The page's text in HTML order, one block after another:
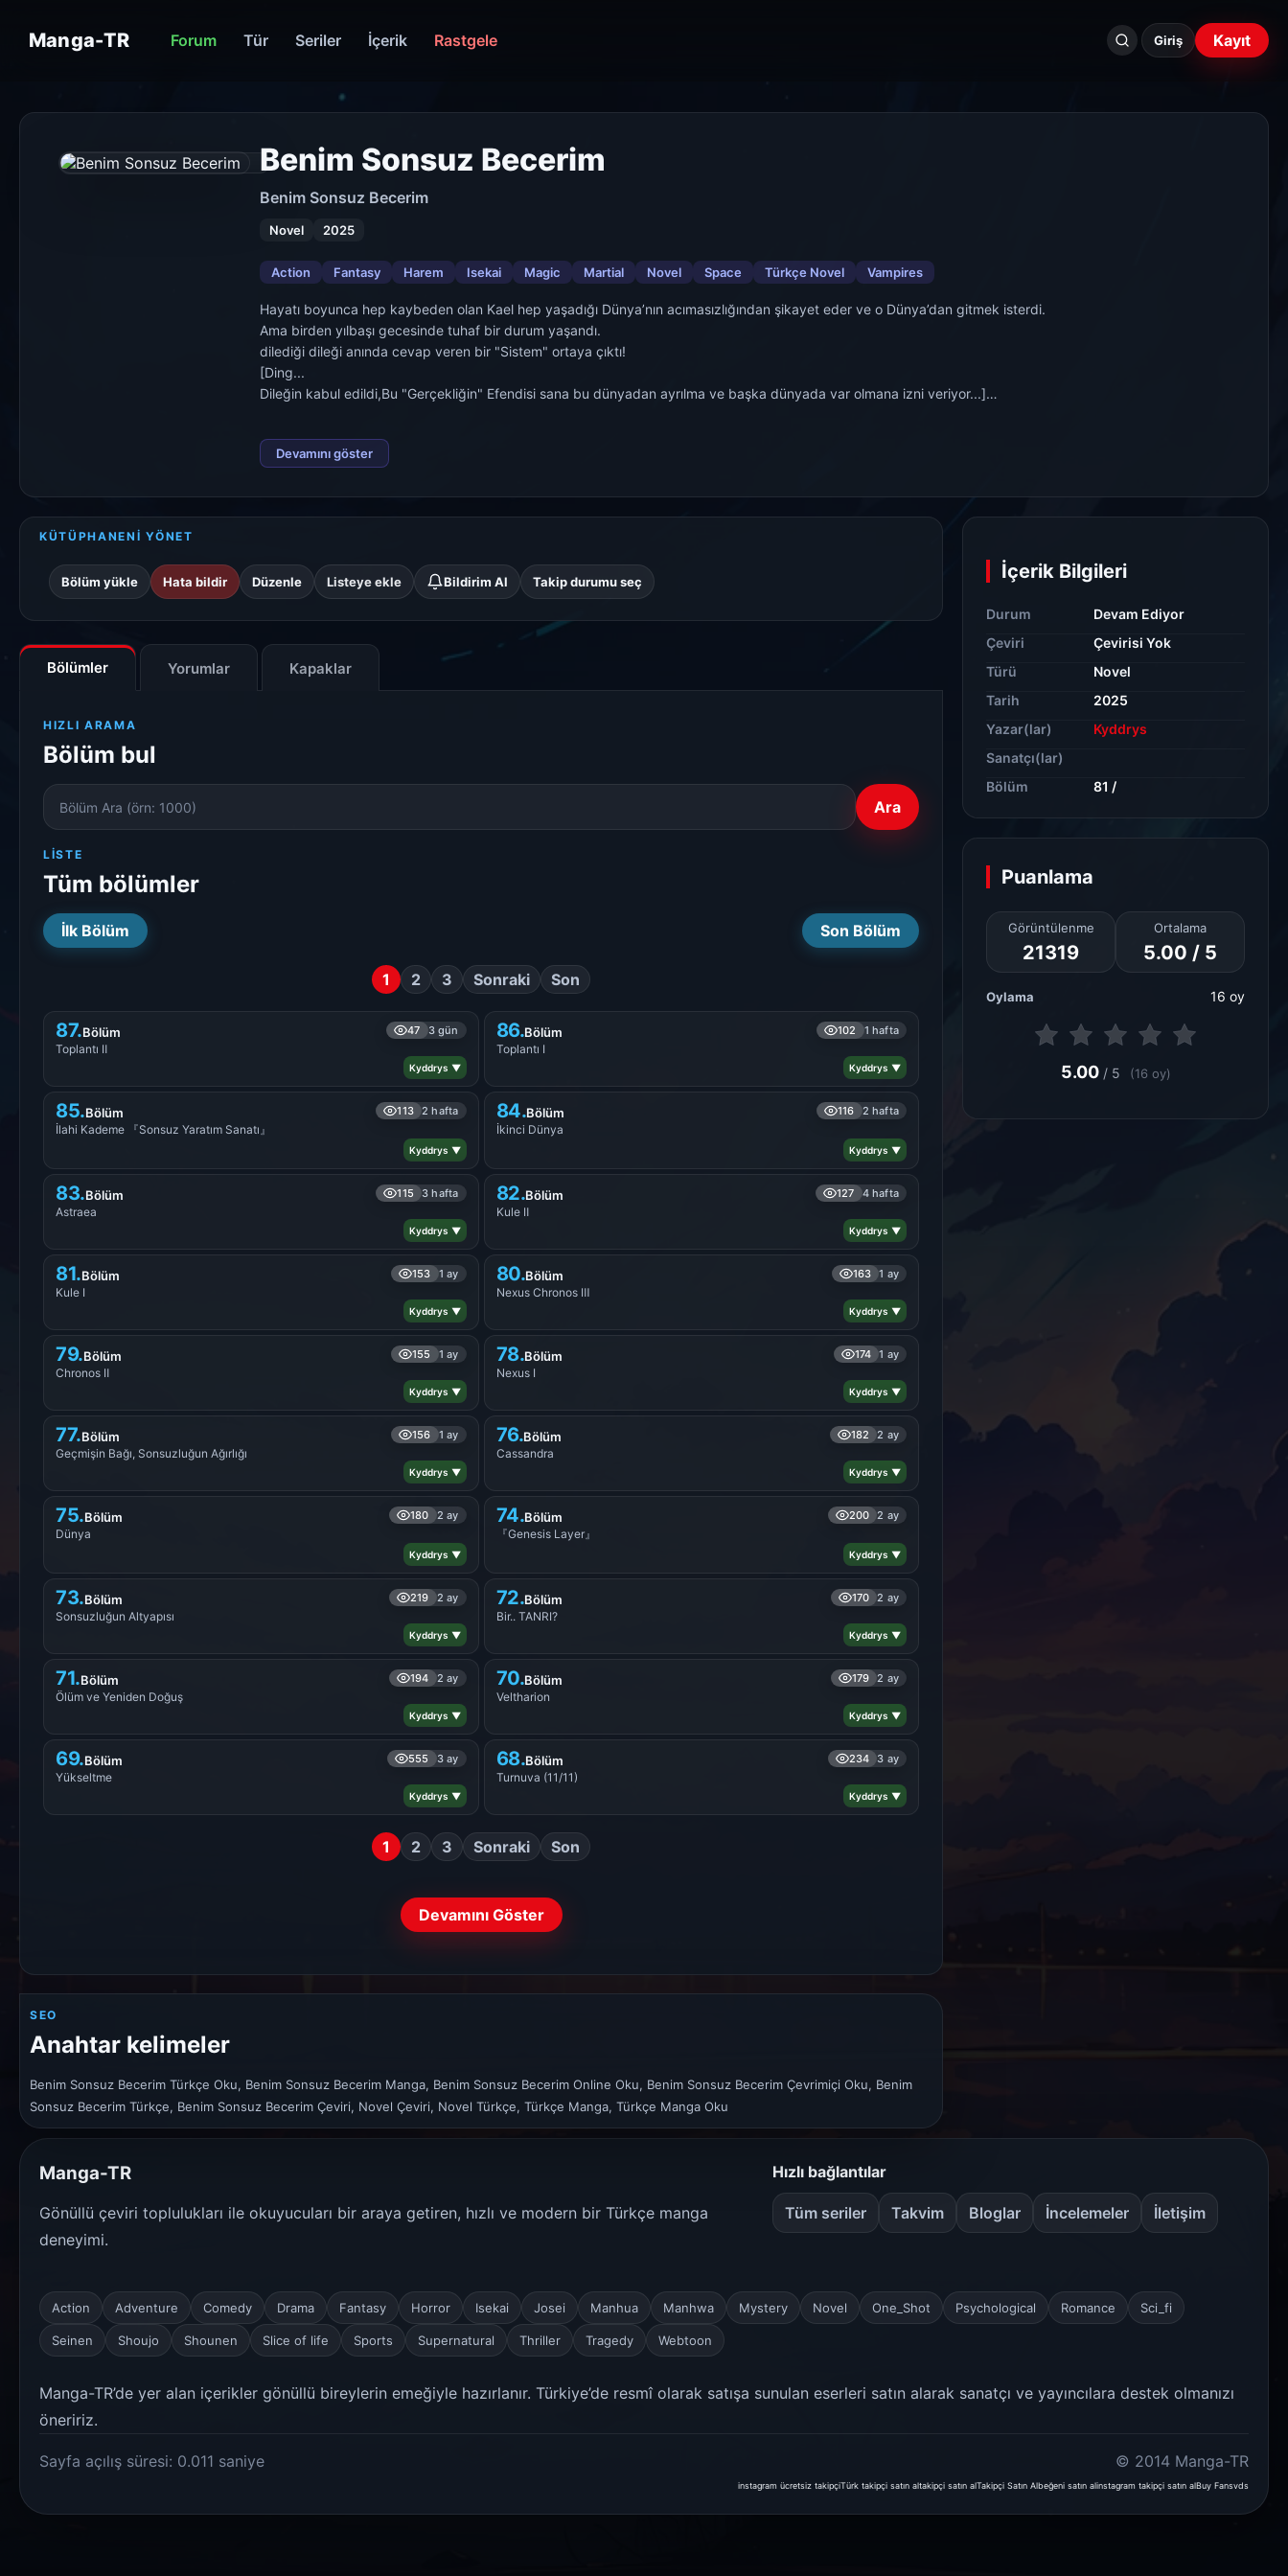
Manga-TR Forum Tür Seriler İçerik Rastgele
Seri
ara...
Giriş Kayıt
Benim Sonsuz Becerim
Benim Sonsuz Becerim
Novel 2025
Action Fantasy Harem Isekai Magic Martial Novel Space Türkçe Novel Vampires
Hayatı boyunca hep kaybeden olan Kael hep yaşadığı Dünya’nın acımasızlığından şikayet eder ve o Dünya’dan gitmek isterdi.
Ama birden yılbaşı gecesinde tuhaf bir durum yaşandı.
dilediği dileği anında cevap veren bir "Sistem" ortaya çıktı!
[Ding...
Dileğin kabul edildi,Bu "Gerçekliğin" Efendisi sana bu dünyadan ayrılma ve başka dünyada var olmana izni veriyor...]
Devamını göster
KÜTÜPHANENİ YÖNET
Bölüm yükle Hata bildir Düzenle Listeye ekle Bildirim Al Takip durumu seç
Bölümler Yorumlar Kapaklar
HIZLI ARAMA
Bölüm bul
Bölüm
Numarası
Ara
LISTE
Tüm bölümler
İlk Bölüm Son Bölüm
1 2 3 Sonraki Son
87.Bölüm 47 3 gün
Toplantı Ⅱ
Kyddrys ▼
86.Bölüm 102 1 hafta
Toplantı Ⅰ
Kyddrys ▼
85.Bölüm 113 2 hafta
İlahi Kademe 『Sonsuz Yaratım Sanatı』
Kyddrys ▼
84.Bölüm 116 2 hafta
İkinci Dünya
Kyddrys ▼
83.Bölüm 115 3 hafta
Astraea
Kyddrys ▼
82.Bölüm 127 4 hafta
Kule Ⅱ
Kyddrys ▼
81.Bölüm 153 1 ay
Kule Ⅰ
Kyddrys ▼
80.Bölüm 163 1 ay
Nexus Chronos Ⅲ
Kyddrys ▼
79.Bölüm 155 1 ay
Chronos Ⅱ
Kyddrys ▼
78.Bölüm 174 1 ay
Nexus Ⅰ
Kyddrys ▼
77.Bölüm 156 1 ay
Geçmişin Bağı, Sonsuzluğun Ağırlığı
Kyddrys ▼
76.Bölüm 182 2 ay
Cassandra
Kyddrys ▼
75.Bölüm 180 2 ay
Dünya
Kyddrys ▼
74.Bölüm 200 2 ay
『Genesis Layer』
Kyddrys ▼
73.Bölüm 219 2 ay
Sonsuzluğun Altyapısı
Kyddrys ▼
72.Bölüm 170 2 ay
Bir.. TANRI?
Kyddrys ▼
71.Bölüm 194 2 ay
Ölüm ve Yeniden Doğuş
Kyddrys ▼
70.Bölüm 179 2 ay
Veltharion
Kyddrys ▼
69.Bölüm 555 3 ay
Yükseltme
Kyddrys ▼
68.Bölüm 234 3 ay
Turnuva (11/11)
Kyddrys ▼
1 2 3 Sonraki Son
Devamını Göster
SEO
Anahtar kelimeler
Benim Sonsuz Becerim Türkçe Oku, Benim Sonsuz Becerim Manga, Benim Sonsuz Becerim Online Oku, Benim Sonsuz Becerim Çevrimiçi Oku, Benim
Sonsuz Becerim Türkçe, Benim Sonsuz Becerim Çeviri, Novel Çeviri, Novel Türkçe, Türkçe Manga, Türkçe Manga Oku
İçerik Bilgileri
Durum
Devam Ediyor
Çeviri
Çevirisi Yok
Türü
Novel
Tarih
2025
Yazar(lar)
Kyddrys
Sanatçı(lar)
Bölüm
81 /
Puanlama
Görüntülenme
21319
Ortalama
5.00 / 5
Oylama 16 oy
5.00/ 5 (16 oy)
Manga-TR
Gönüllü çeviri toplulukları ile okuyucuları bir araya getiren, hızlı ve modern bir Türkçe manga
deneyimi.
Hızlı bağlantılar
Tüm seriler Takvim Bloglar İncelemeler İletişim
Action Adventure Comedy Drama Fantasy Horror Isekai Josei Manhua Manhwa Mystery Novel One_Shot Psychological Romance Sci_fi
Seinen Shoujo Shounen Slice of life Sports Supernatural Thriller Tragedy Webtoon
Manga-TR’de yer alan içerikler gönüllü bireylerin emeğiyle hazırlanır. Türkiye’de resmî olarak satışa sunulan eserleri satın alarak sanatçı ve yayıncılara destek olmanızı
öneririz.
Sayfa açılış süresi: 0.011 saniye © 2014 Manga-TR
instagram ücretsiz takipçiTürk takipçi satın altakipçi satın alTakipçi Satın Albeğeni satın alinstagram takipçi satın alBuy Fansvds